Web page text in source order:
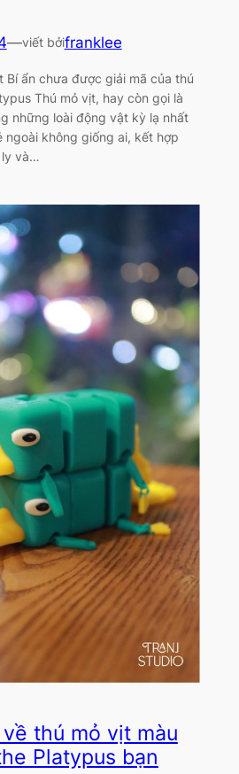
—viết bởifranklee
Bí ẩn chưa được giải mã của thú
Thú mỏ vịt, hay còn gọi là
những loài động vật kỳ lạ nhất
ngoài không giống ai, kết hợp
ly và…
thú mỏ vịt màu
Platypus bạn